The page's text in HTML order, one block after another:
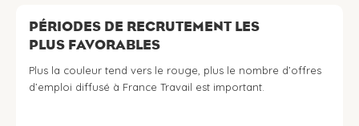
PÉRIODES DE RECRUTEMENT LES
PLUS FAVORABLES
Plus la couleur tend vers le rouge, plus le nombre d’offres
d’emploi diffusé à France Travail est important.